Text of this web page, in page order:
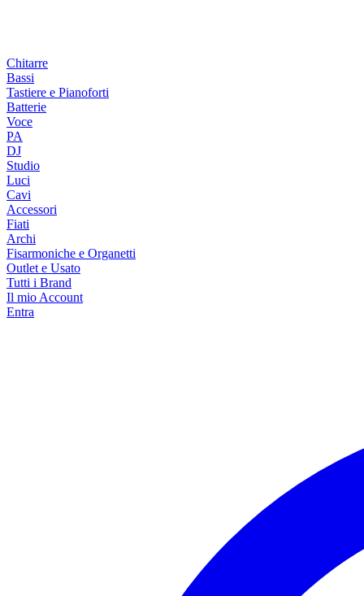
Chitarre
Bassi
Tastiere e Pianoforti
Batterie
Voce
PA
DJ
Studio
Luci
Cavi
Accessori
Fiati
Archi
Fisarmoniche e Organetti
Outlet e Usato
Tutti i Brand
Il mio Account
Entra